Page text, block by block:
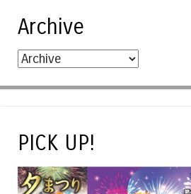
Archive
PICK UP!